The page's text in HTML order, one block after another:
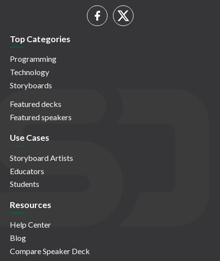
Top Categories
Programming
Technology
Storyboards
Featured decks
Featured speakers
Use Cases
Storyboard Artists
Educators
Students
Resources
Help Center
Blog
Compare Speaker Deck